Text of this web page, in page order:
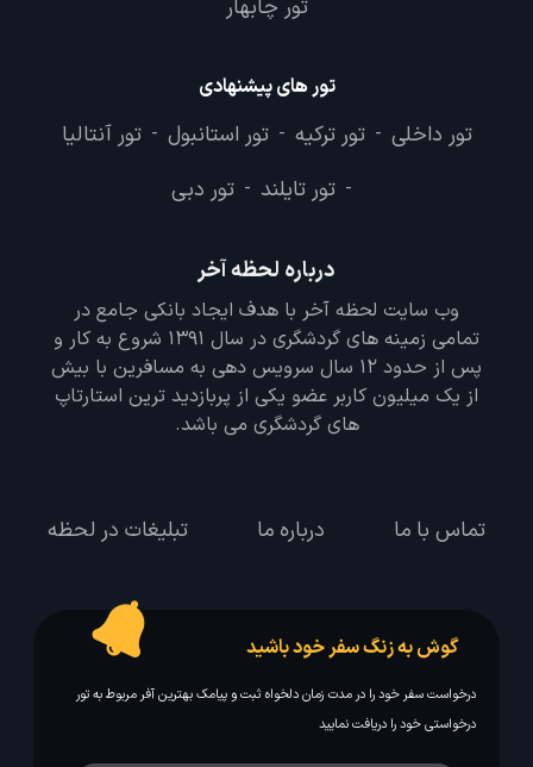
تور چابهار
تور های پیشنهادی
تور داخلی - تور ترکیه - تور استانبول - تور آنتالیا
- تور تایلند - تور دبی
درباره لحظه آخر
وب سایت لحظه آخر با هدف ایجاد بانکی جامع در
تمامی زمینه های گردشگری در سال 1391 شروع به کار و
پس از حدود 12 سال سرویس دهی به مسافرین با بیش
از یک میلیون کاربر عضو یکی از پربازدید ترین استارتاپ
های گردشگری می باشد.
تماس با ما درباره ما تبلیغات در لحظه
گوش به زنگ سفر خود باشید
درخواست سفر خود را در مدت زمان دلخواه ثبت و پیامک بهترین آفر مربوط به تور
درخواستی خود را دریافت نمایید